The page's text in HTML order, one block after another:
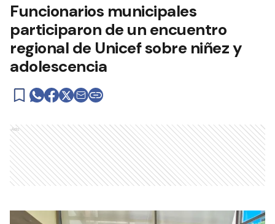
Funcionarios municipales
participaron de un encuentro
regional de Unicef sobre niñez y
adolescencia
Ads